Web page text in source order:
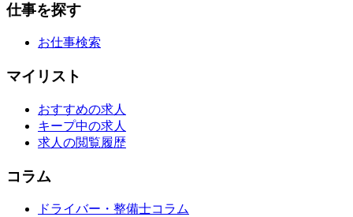
仕事を探す
お仕事検索
マイリスト
おすすめの求人
キープ中の求人
求人の閲覧履歴
コラム
ドライバー・整備士コラム